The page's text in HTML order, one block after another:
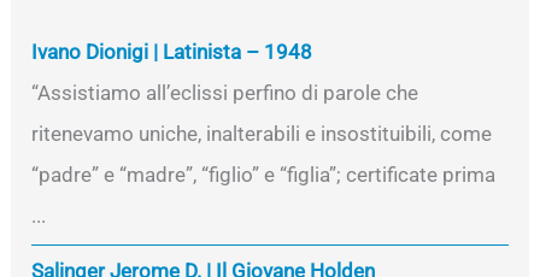
Ivano Dionigi | Latinista – 1948
“Assistiamo all’eclissi perfino di parole che
ritenevamo uniche, inalterabili e insostituibili, come
“padre” e “madre”, “figlio” e “figlia”; certificate prima
...
Salinger Jerome D. | Il Giovane Holden